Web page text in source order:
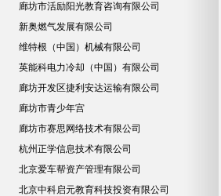
廊坊市活励阳光教育咨询有限公司
新奥燃气发展有限公司
维特根（中国）机械有限公司
英能科电力冷却（中国）有限公司
廊坊开发区捷利安达运输有限公司
廊坊市青少年宫
廊坊市赛思网络技术有限公司
杭州正学信息技术有限公司
北京爱车帮资产管理有限公司
北京中科启元教育科技投资有限公司